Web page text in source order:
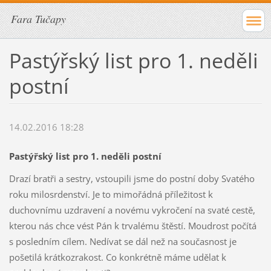
Fara Tučapy
Pastýřský list pro 1. neděli
postní
14.02.2016 18:28
Pastýřský list pro 1. neděli postní
Drazí bratři a sestry, vstoupili jsme do postní doby Svatého
roku milosrdenství. Je to mimořádná příležitost k
duchovnímu uzdravení a novému vykročení na svaté cestě,
kterou nás chce vést Pán k trvalému štěstí. Moudrost počítá
s posledním cílem. Nedívat se dál než na současnost je
pošetilá krátkozrakost. Co konkrétně máme udělat k